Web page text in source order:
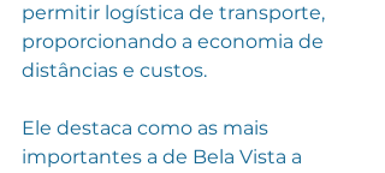
permitir logística de transporte,
proporcionando a economia de
distâncias e custos.
Ele destaca como as mais
importantes a de Bela Vista a